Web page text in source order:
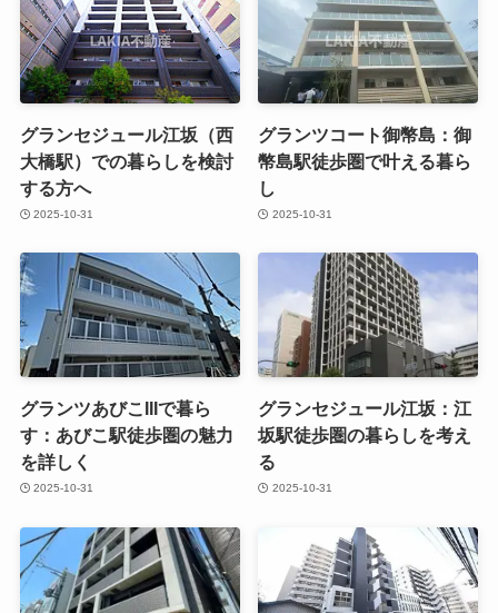
グランセジュール江坂（西
大橋駅）での暮らしを検討
する方へ
2025-10-31
グランツコート御幣島：御
幣島駅徒歩圏で叶える暮ら
し
2025-10-31
グランツあびこIIIで暮ら
す：あびこ駅徒歩圏の魅力
を詳しく
2025-10-31
グランセジュール江坂：江
坂駅徒歩圏の暮らしを考え
る
2025-10-31